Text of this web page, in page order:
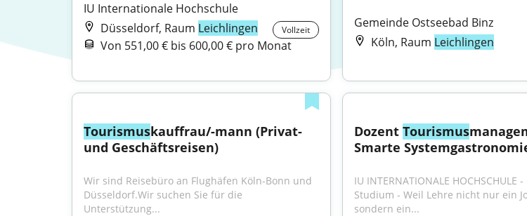
IU Internationale Hochschule
Düsseldorf, Raum Leichlingen Vollzeit
Von 551,00 € bis 600,00 € pro Monat
Gemeinde Ostseebad Binz
Köln, Raum Leichlingen
Tourismuskauffrau/-mann (Privat-
und Geschäftsreisen)
Wir sind Reisebüro an Flughäfen Köln-Bonn und
Düsseldorf.Wir suchen Sie für die
Unterstützung...
Dozent Tourismus
Smarte
IU INTERNATIONALE HOCHSCHULE
Studium - Weil Lehre nicht nur ein
sondern ein...